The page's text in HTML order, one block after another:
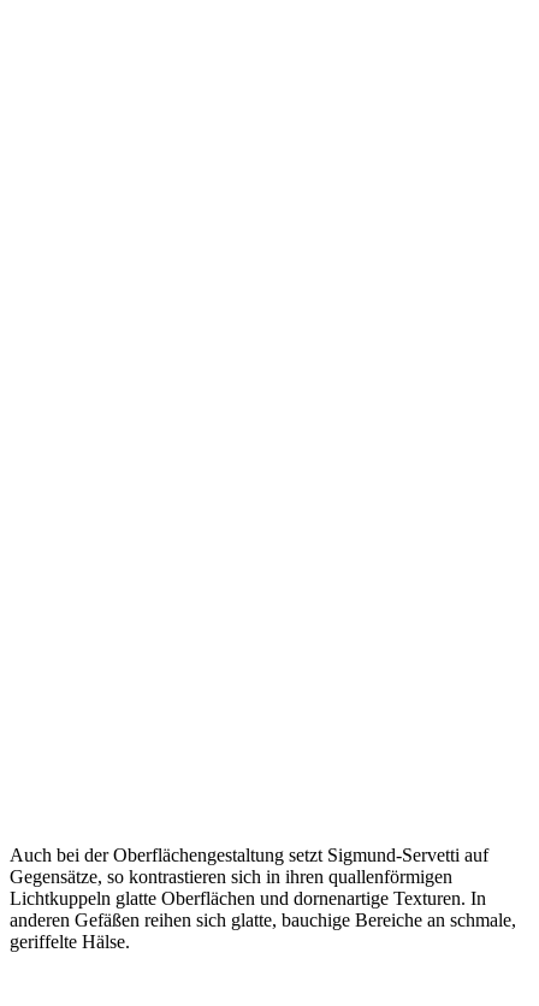
Auch bei der Oberflächengestaltung setzt Sigmund-Servetti auf
Gegensätze, so kontrastieren sich in ihren quallenförmigen
Lichtkuppeln glatte Oberflächen und dornenartige Texturen. In
anderen Gefäßen reihen sich glatte, bauchige Bereiche an schmale,
geriffelte Hälse.